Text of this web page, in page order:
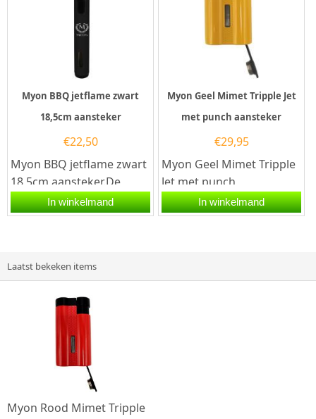
Myon BBQ jetflame zwart
18,5cm aansteker
€22,50
Myon BBQ jetflame zwart
18,5cm aansteker.De
Myon BBQ jetflame zwart
18,5cm aansteker is
In winkelmand
Myon Geel Mimet Tripple Jet
met punch aansteker
€29,95
Myon Geel Mimet Tripple
Jet met punch
aansteker.De Myon Geel
Mimet Tripple Jet met
In winkelmand
Laatst bekeken items
Myon Rood Mimet Tripple